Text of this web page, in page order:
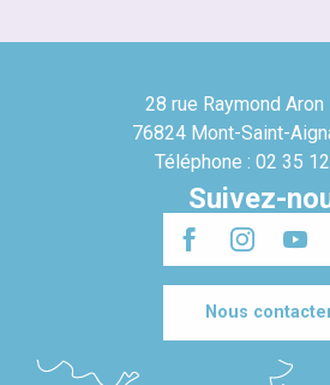
28 rue Raymond Aron
76824 Mont-Saint-
Téléphone : 02 35
Suivez-
Nous